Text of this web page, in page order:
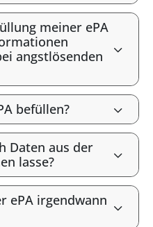
meiner ePA
angstlösenden
befüllen?
Daten aus der
lasse?
ePA irgendwann